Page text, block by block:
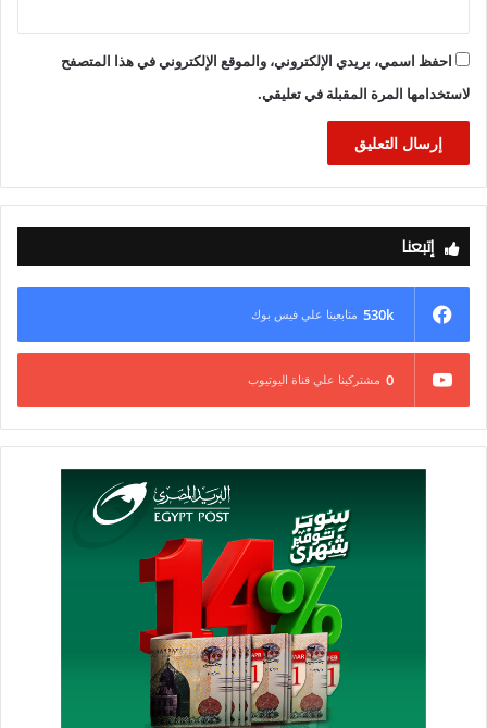
احفظ اسمي، بريدي الإلكتروني، والموقع الإلكتروني في هذا المتصفح
لاستخدامها المرة المقبلة في تعليقي.
إتبعنا
530k متابعينا علي فيس بوك
0 مشتركينا علي قناة اليوتيوب